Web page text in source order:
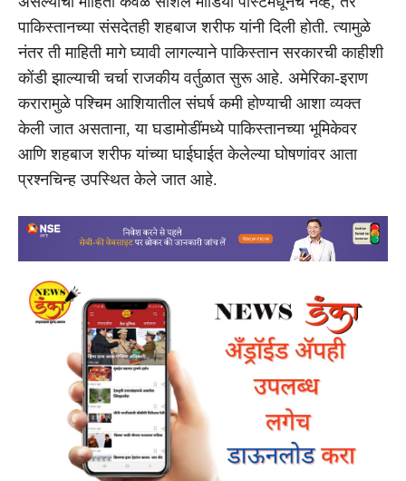
पाकिस्तानच्या संसदेतही शहबाज शरीफ यांनी दिली होती. त्यामुळे
नंतर ती माहिती मागे घ्यावी लागल्याने पाकिस्तान सरकारची काहीशी
कोंडी झाल्याची चर्चा राजकीय वर्तुळात सुरू आहे. अमेरिका-इराण
करारामुळे पश्चिम आशियातील संघर्ष कमी होण्याची आशा व्यक्त
केली जात असताना, या घडामोडींमध्ये पाकिस्तानच्या भूमिकेवर
आणि शहबाज शरीफ यांच्या घाईघाईत केलेल्या घोषणांवर आता
प्रश्नचिन्ह उपस्थित केले जात आहे.